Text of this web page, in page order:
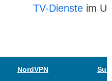
TV-Dienste im
NordVPN